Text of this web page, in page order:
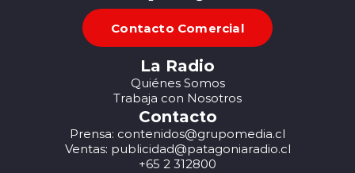
Contacto Comercial
La Radio
Quiénes Somos
Trabaja con Nosotros
Contacto
Prensa: contenidos@grupomedia.cl
Ventas: publicidad@patagoniaradio.cl
+65 2 312800